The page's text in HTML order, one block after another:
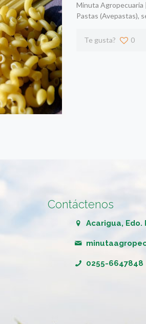
Minuta Agropecuaria
Pastas (Avepastas),
Te gusta? 0
Contáctenos
Acarigua, Edo.
0255-6647848